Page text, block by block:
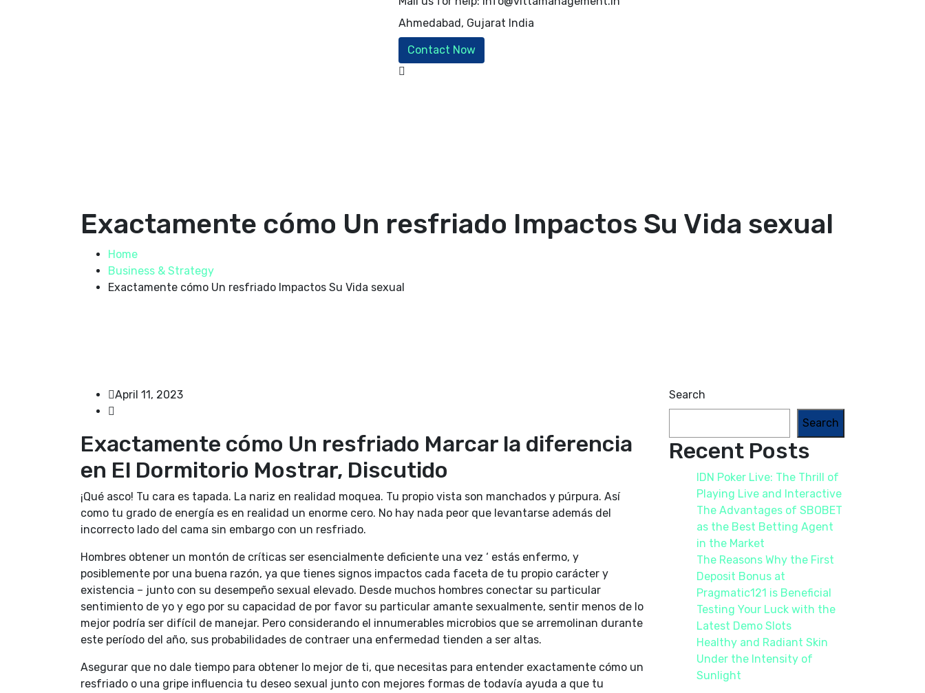
Ahmedabad, Gujarat India
Contact Now
Exactamente cómo Un resfriado Impactos Su Vida sexual
Home
Business & Strategy
Exactamente cómo Un resfriado Impactos Su Vida sexual
April 11, 2023
Exactamente cómo Un resfriado Marcar la diferencia
en El Dormitorio Mostrar, Discutido
¡Qué asco! Tu cara es tapada. La nariz en realidad moquea. Tu propio vista son manchados y púrpura. Así
como tu grado de energía es en realidad un enorme cero. No hay nada peor que levantarse además del
incorrecto lado del cama sin embargo con un resfriado.
Hombres obtener un montón de críticas ser esencialmente deficiente una vez ‘ estás enfermo, y
posiblemente por una buena razón, ya que tienes signos impactos cada faceta de tu propio carácter y
existencia – junto con su desempeño sexual elevado. Desde muchos hombres conectar su particular
sentimiento de yo y ego por su capacidad de por favor su particular amante sexualmente, sentir menos de lo
mejor podría ser difícil de manejar. Pero considerando el innumerables microbios que se arremolinan durante
este período del año, sus probabilidades de contraer una enfermedad tienden a ser altas.
Asegurar que no dale tiempo para obtener lo mejor de ti, que necesitas para entender exactamente cómo un
resfriado o una gripe influencia tu deseo sexual junto con mejores formas de todavía ayuda a que tu
Search
Search
Recent Posts
IDN Poker Live: The Thrill of
Playing Live and Interactive
The Advantages of SBOBET
as the Best Betting Agent
in the Market
The Reasons Why the First
Deposit Bonus at
Pragmatic121 is Beneficial
Testing Your Luck with the
Latest Demo Slots
Healthy and Radiant Skin
Under the Intensity of
Sunlight